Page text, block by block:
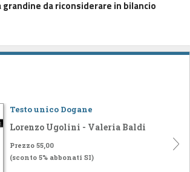
da riconsiderare in bilancio
Testo unico Dogane
Lorenzo Ugolini - Valeria Baldi
Prezzo 55,00
(sconto 5% abbonati SI)